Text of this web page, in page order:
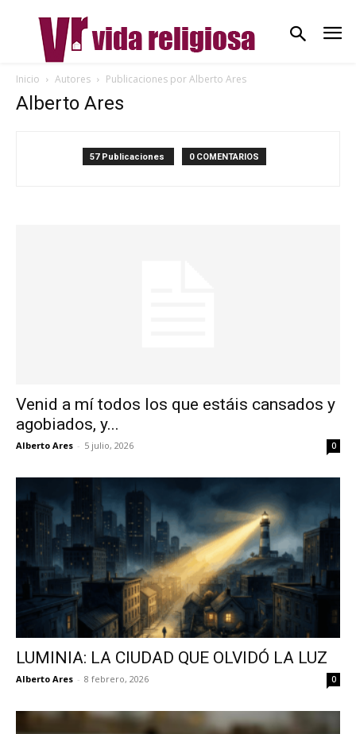
Inicio Autores Publicaciones por Alberto Ares
Alberto Ares
57 Publicaciones 0 COMENTARIOS
Venid a mí todos los que estáis cansados y
agobiados, y...
Alberto Ares - 5 julio, 2026 0
LUMINIA: LA CIUDAD QUE OLVIDÓ LA LUZ
Alberto Ares - 8 febrero, 2026 0